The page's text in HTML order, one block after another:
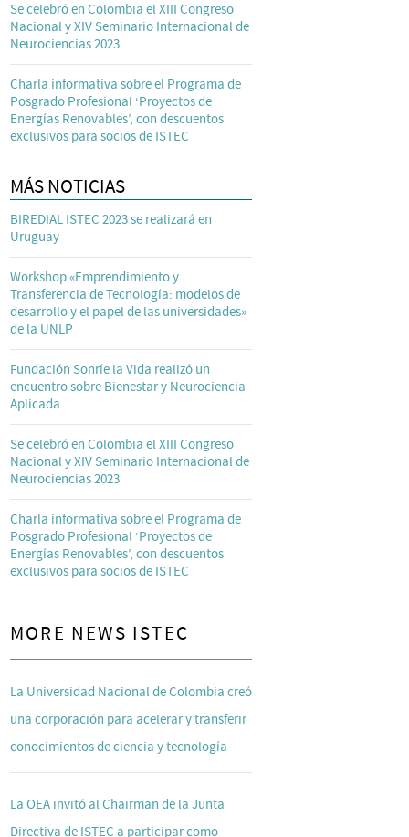
Se celebró en Colombia el XIII Congreso
Nacional y XIV Seminario Internacional de
Neurociencias 2023
Charla informativa sobre el Programa de
Posgrado Profesional ‘Proyectos de
Energías Renovables’, con descuentos
exclusivos para socios de ISTEC
MÁS NOTICIAS
BIREDIAL ISTEC 2023 se realizará en
Uruguay
Workshop «Emprendimiento y
Transferencia de Tecnología: modelos de
desarrollo y el papel de las universidades»
de la UNLP
Fundación Sonríe la Vida realizó un
encuentro sobre Bienestar y Neurociencia
Aplicada
Se celebró en Colombia el XIII Congreso
Nacional y XIV Seminario Internacional de
Neurociencias 2023
Charla informativa sobre el Programa de
Posgrado Profesional ‘Proyectos de
Energías Renovables’, con descuentos
exclusivos para socios de ISTEC
MORE NEWS ISTEC
La Universidad Nacional de Colombia creó
una corporación para acelerar y transferir
conocimientos de ciencia y tecnología
La OEA invitó al Chairman de la Junta
Directiva de ISTEC a participar como